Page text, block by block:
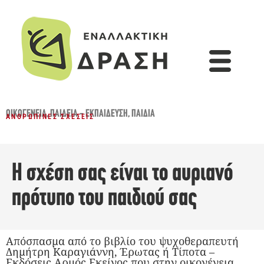
ΟΙΚΟΓΈΝΕΙΑ,ΠΑΙΔΕΊΑ - ΕΚΠΑΊΔΕΥΣΗ,ΠΑΙΔΙΆ
ΑΝΘΡΏΠΙΝΕΣ ΣΧΈΣΕΙΣ
Η σχέση σας είναι το αυριανό
πρότυπο του παιδιού σας
Aπόσπασμα από το βιβλίο του ψυχοθεραπευτή
Δημήτρη Καραγιάννη, Έρωτας ή Τίποτα –